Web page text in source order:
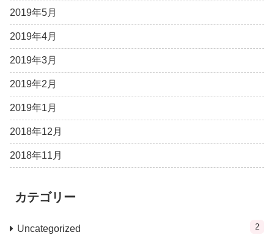
2019年5月
2019年4月
2019年3月
2019年2月
2019年1月
2018年12月
2018年11月
カテゴリー
Uncategorized 2